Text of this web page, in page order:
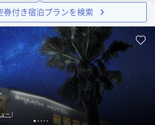
券付き宿泊プランを検索
1 2 3 4 5
ー ）